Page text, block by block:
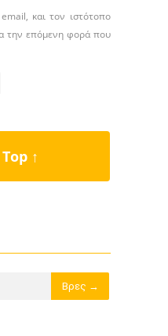
και τον ιστότοπο
την επόμενη φορά που
↑